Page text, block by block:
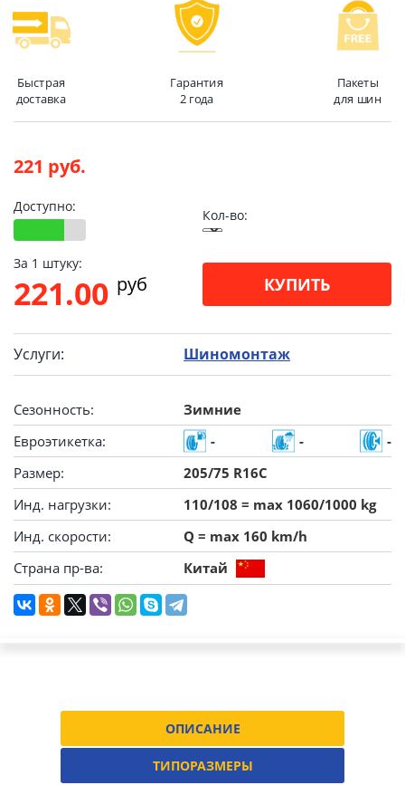
Быстрая
доставка
Гарантия
2 года
Пакеты
для шин
221 руб.
Доступно:
Кол-во:
За 1 штуку:
221.00 pуб КУПИТЬ
Услуги: Шиномонтаж
Сезонность:
Зимние
Евроэтикетка:
- -
-
Размер:
205/75 R16C
Инд. нагрузки:
110/108 = max 1060/1000 kg
Инд. скорости:
Q = max 160 km/h
Страна пр-ва:
Китай
ОПИСАНИЕ
ТИПОРАЗМЕРЫ